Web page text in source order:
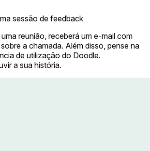
sessão de feedback
reunião, receberá um e-mail com
a chamada. Além disso, pense na
de utilização do Doodle.
a sua história.